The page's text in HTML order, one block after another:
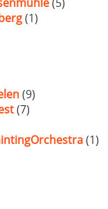
(1)
(9)
(7)
(1)